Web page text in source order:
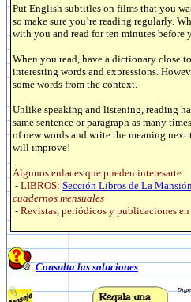
Put English subtitles on films that you
so make sure you’re reading regularly.
with you and read for ten minutes before
When you read, have a dictionary close
interesting words and expressions.
some words from the context.
Unlike speaking and listening, reading
same sentence or paragraph as many
of new words and write the meaning
will improve!
Algunos enlaces que pueden interesarte:
- LIBROS: Sección Libros de La
cuadernos mensuales
- Revistas, periódicos y publicaciones
Consulta las soluciones